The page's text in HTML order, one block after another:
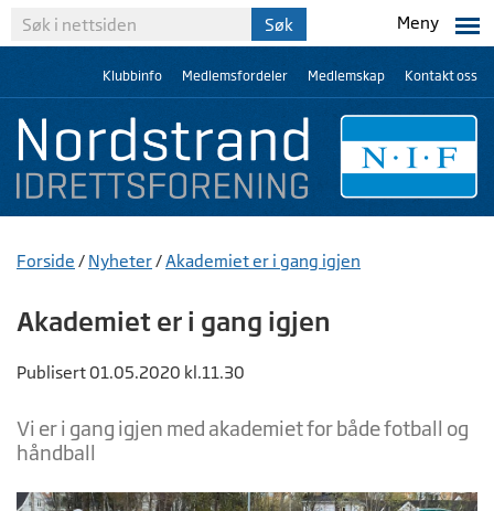
Meny
Klubbinfo Medlemsfordeler Medlemskap Kontakt oss
Forside / Nyheter/Akademiet er i gang igjen
Akademiet er i gang igjen
Publisert 01.05.2020 kl.11.30
Vi er i gang igjen med akademiet for både fotball og
håndball